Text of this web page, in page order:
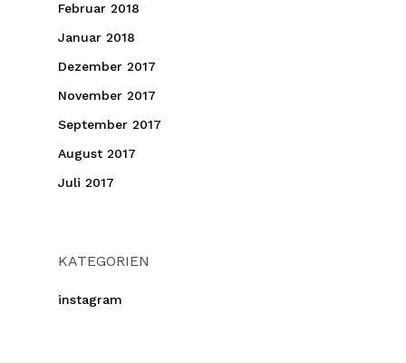
Februar 2018
Januar 2018
Dezember 2017
November 2017
September 2017
August 2017
Juli 2017
KATEGORIEN
instagram